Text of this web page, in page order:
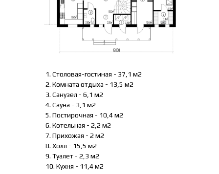
1. Столовая-гостиная - 37,1 м2
2. Комната отдыха - 13,5 м2
3. Санузел - 6,1 м2
4. Сауна - 3,1 м2
5. Постирочная - 10,4 м2
6. Котельная - 2,2 м2
7. Прихожая - 2 м2
8. Холл - 15,5 м2
9. Туалет - 2,3 м2
10. Кухня - 11,4 м2